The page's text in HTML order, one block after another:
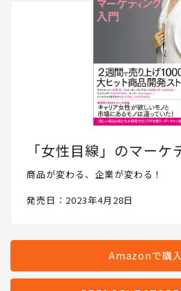
「女性目線」のマーケ
商品が変わる、企業が変わる！
発売日：2023年4月28日
Amazonで購